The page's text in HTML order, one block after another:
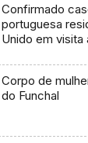
Confirmado
portuguesa
Unido em visita
Corpo de
do Funchal